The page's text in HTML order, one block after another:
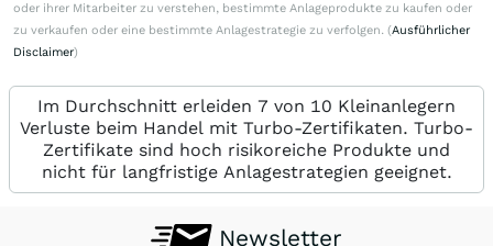
oder ihrer Mitarbeiter zu verstehen, bestimmte Anlageprodukte zu kaufen oder
zu verkaufen oder eine bestimmte Anlagestrategie zu verfolgen. (Ausführlicher
Disclaimer)
Im Durchschnitt erleiden 7 von 10 Kleinanlegern
Verluste beim Handel mit Turbo-Zertifikaten. Turbo-
Zertifikate sind hoch risikoreiche Produkte und
nicht für langfristige Anlagestrategien geeignet.
Newsletter